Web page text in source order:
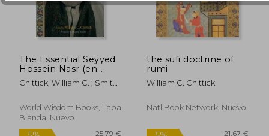
The Essential Seyyed
Hossein Nasr (en
Inglés)
Chittick, William C. ; Smith,
World Wisdom Books, Tapa
Blanda, Nuevo
the sufi doctrine of
rumi
William C. Chittick
Natl Book Network, Nuevo